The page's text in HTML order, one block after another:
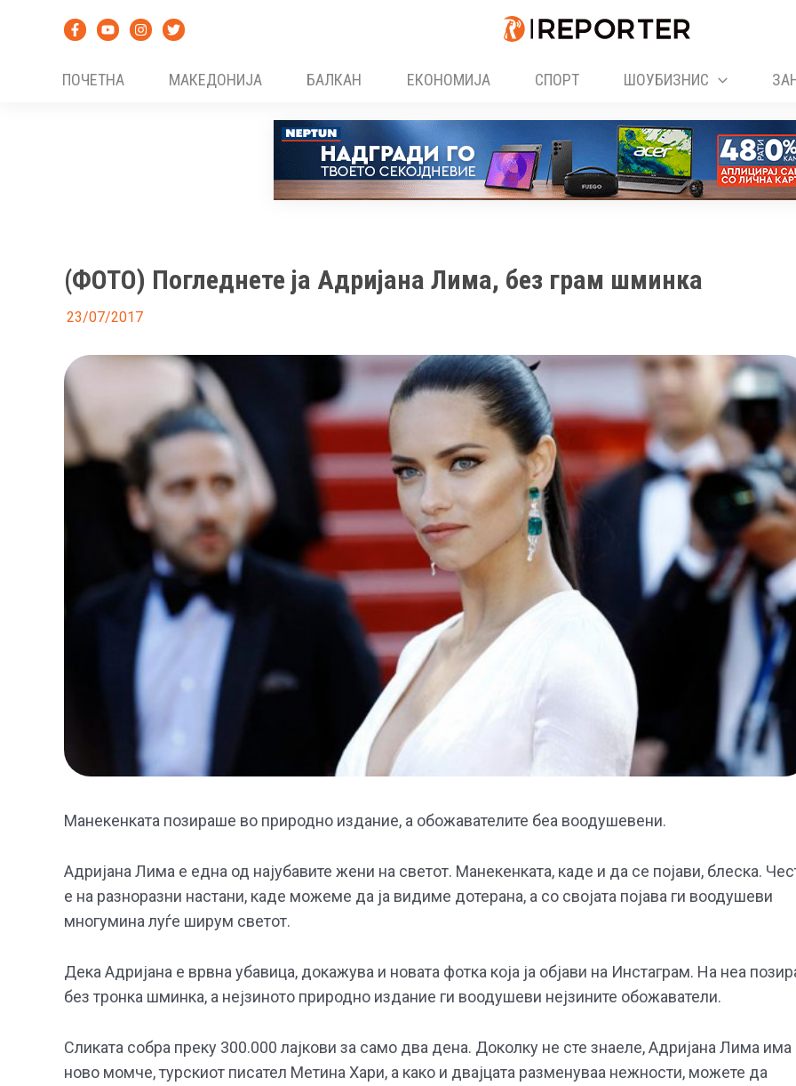
ПОЧЕТНА
МАКЕДОНИЈА БАЛКАН ЕКОНОМИЈА СПОРТ ШОУБИЗНИС
(ФОТО) Погледнете ја Адријана Лима, без грам шминка
23/07/2017
Манекенката позираше во природно издание, а обожавателите беа воодушевени.
Адријана Лима е една од најубавите жени на светот. Манекенката, каде и да се појави, блеска.
е на разноразни настани, каде можеме да ја видиме дотерана, а со својата појава ги воодушеви
многумина луѓе ширум светот.
Дека Адријана е врвна убавица, докажува и новата фотка која ја објави на Инстаграм. На неа
без тронка шминка, а нејзиното природно издание ги воодушеви нејзините обожаватели.
Сликата собра преку 300.000 лајкови за само два дена. Доколку не сте знаеле, Адријана Лима има
ново момче, турскиот писател Метина Хари, а како и двајцата разменуваа нежности, можете да